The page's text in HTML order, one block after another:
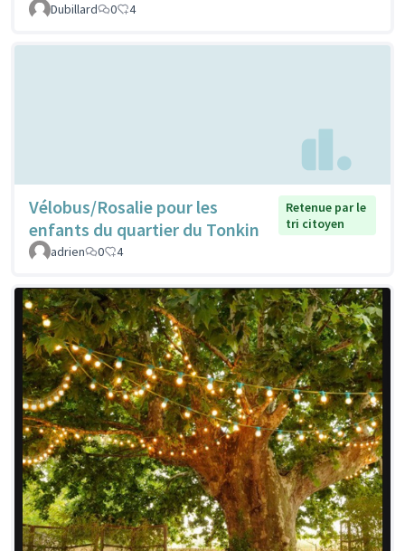
Dubillard
0 4
Vélobus/Rosalie pour les
enfants du quartier du Tonkin
Retenue par le
tri citoyen
adrien
0 4